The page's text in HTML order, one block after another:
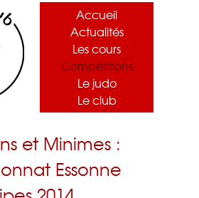
Accueil
Actualités
Les cours
Compétitions
Le judo
Le club
et Minimes :
Essonne